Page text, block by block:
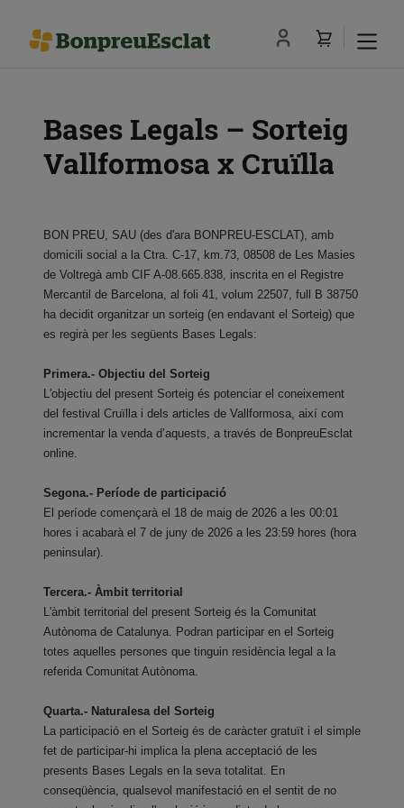
Bases Legals – Sorteig
Vallformosa x Cruïlla
BON PREU, SAU (des d'ara BONPREU-ESCLAT), amb
domicili social a la Ctra. C-17, km.73, 08508 de Les Masies
de Voltregà amb CIF A-08.665.838, inscrita en el Registre
Mercantil de Barcelona, al foli 41, volum 22507, full B 38750
ha decidit organitzar un sorteig (en endavant el Sorteig) que
es regirà per les següents Bases Legals:
Primera.- Objectiu del Sorteig
L'objectiu del present Sorteig és potenciar el coneixement
del festival Cruïlla i dels articles de Vallformosa, així com
incrementar la venda d’aquests, a través de BonpreuEsclat
online.
Segona.- Període de participació
El període començarà el 18 de maig de 2026 a les 00:01
hores i acabarà el 7 de juny de 2026 a les 23:59 hores (hora
peninsular).
Tercera.- Àmbit territorial
L'àmbit territorial del present Sorteig és la Comunitat
Autònoma de Catalunya. Podran participar en el Sorteig
totes aquelles persones que tinguin residència legal a la
referida Comunitat Autònoma.
Quarta.- Naturalesa del Sorteig
La participació en el Sorteig és de caràcter gratuït i el simple
fet de participar-hi implica la plena acceptació de les
presents Bases Legals en la seva totalitat. En
conseqüència, qualsevol manifestació en el sentit de no